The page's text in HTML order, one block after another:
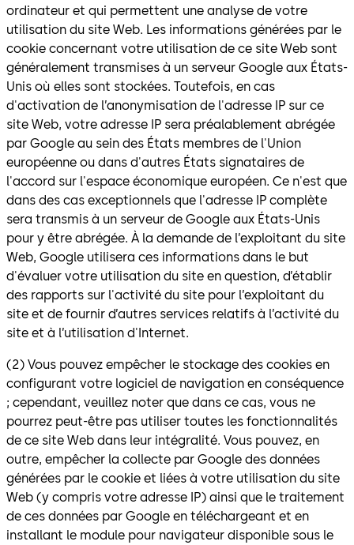
ordinateur et qui permettent une analyse de votre
utilisation du site Web. Les informations générées par le
cookie concernant votre utilisation de ce site Web sont
généralement transmises à un serveur Google aux États-
Unis où elles sont stockées. Toutefois, en cas
d'activation de l’anonymisation de l'adresse IP sur ce
site Web, votre adresse IP sera préalablement abrégée
par Google au sein des États membres de l'Union
européenne ou dans d'autres États signataires de
l'accord sur l'espace économique européen. Ce n'est que
dans des cas exceptionnels que l'adresse IP complète
sera transmis à un serveur de Google aux États-Unis
pour y être abrégée. À la demande de l’exploitant du site
Web, Google utilisera ces informations dans le but
d'évaluer votre utilisation du site en question, d’établir
des rapports sur l'activité du site pour l’exploitant du
site et de fournir d’autres services relatifs à l’activité du
site et à l’utilisation d'Internet.
(2) Vous pouvez empêcher le stockage des cookies en
configurant votre logiciel de navigation en conséquence
; cependant, veuillez noter que dans ce cas, vous ne
pourrez peut-être pas utiliser toutes les fonctionnalités
de ce site Web dans leur intégralité. Vous pouvez, en
outre, empêcher la collecte par Google des données
générées par le cookie et liées à votre utilisation du site
Web (y compris votre adresse IP) ainsi que le traitement
de ces données par Google en téléchargeant et en
installant le module pour navigateur disponible sous le